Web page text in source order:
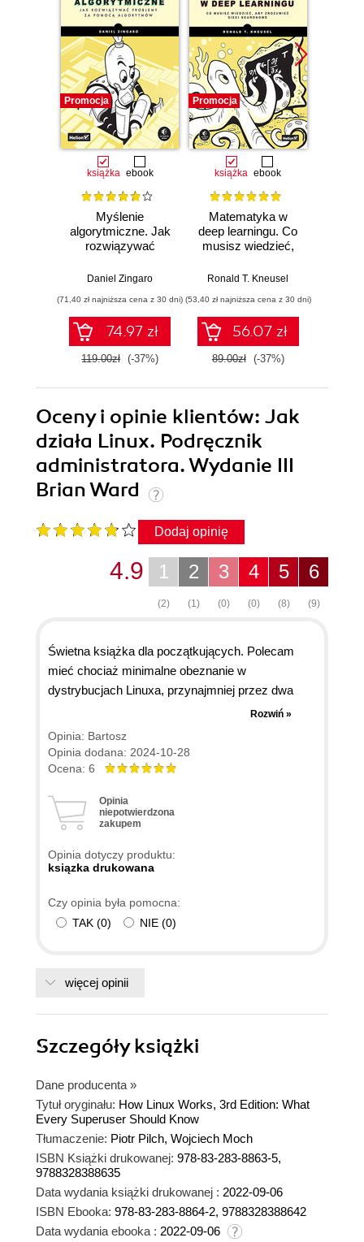
Promocja
książka ebook
Myślenie
algorytmiczne. Jak
rozwiązywać
pomocą
Wydanie II
Daniel Zingaro
(71,40 zł najniższa cena z 30 dni)
74.97 zł
119.00zł (-37%)
Promocja
książka ebook
Matematyka w
deep learningu. Co
musisz wiedzieć,
sieci neuronowe
Ronald T. Kneusel
(53,40 zł najniższa cena z 30 dni)
56.07 zł
89.00zł (-37%)
Oceny i opinie klientów: Jak
działa Linux. Podręcznik
administratora. Wydanie III
Brian Ward
Dodaj opinię
6
(9)
5
(8)
4
(0)
3
(0)
2
(1)
1
(2)
4.9
Świetna książka dla początkujących. Polecam
mieć chociaż minimalne obeznanie w
dystrybucjach Linuxa, przynajmniej przez dwa
tygodnie, aby łatwiej przyswajać pojęcia i
zagadnienia. Książka wyczerpuje podstawowe
komendy, działanie systemu i jądra, sieci
komputerowej, jak i popularne programy,
mówić o ówczesnych dystrybucjach. Fachowo
przetłumaczona. Gorąco polecam
Rozwiń »
Opinia: Bartosz
Opinia dodana: 2024-10-28
Ocena: 6
Opinia
niepotwierdzona
zakupem
Opinia dotyczy produktu:
ksiązka drukowana
Czy opinia była pomocna:
TAK (0) NIE (0)
więcej opinii
Szczegółyksiążki
Dane producenta »
Tytuł oryginału: How Linux Works, 3rd Edition: What
Every Superuser Should Know
Tłumaczenie: Piotr Pilch, Wojciech Moch
ISBN Książki drukowanej: 978-83-283-8863-5,
9788328388635
Data wydania książki drukowanej : 2022-09-06
ISBN Ebooka: 978-83-283-8864-2, 9788328388642
Data wydania ebooka : 2022-09-06